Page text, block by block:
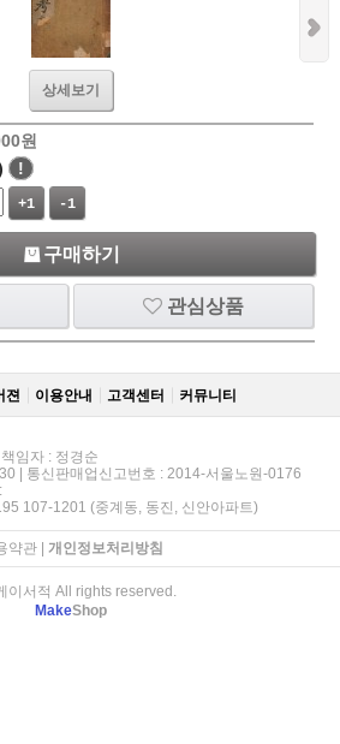
상세보기
원
!
+1 -1
구매하기
관심상품
젼 이용안내 고객센터 커뮤니티
임자 : 정경순
| 통신판매업신고번호 : 2014-서울노원-0176
107-1201 (중계동, 동진, 신안아파트)
약관| 개인정보처리방침
서적 All rights reserved.
MakeShop